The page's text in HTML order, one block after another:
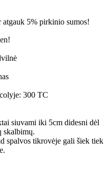
5% pirkinio sumos!
300 TC
siuvami iki 5cm didesni dėl
skalbimų.
spalvos tikrovėje gali šiek tiek